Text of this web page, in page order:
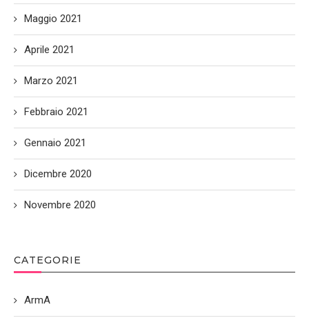
Maggio 2021
Aprile 2021
Marzo 2021
Febbraio 2021
Gennaio 2021
Dicembre 2020
Novembre 2020
CATEGORIE
ArmA